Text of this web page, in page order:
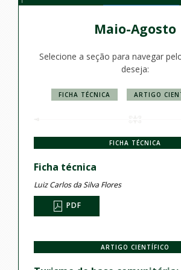
Maio-Agosto
Selecione a seção para navegar
deseja:
FICHA TÉCNICA ARTIGO
FICHA TÉCNICA
Ficha técnica
Luiz Carlos da Silva Flores
PDF
ARTIGO CIENTÍFICO